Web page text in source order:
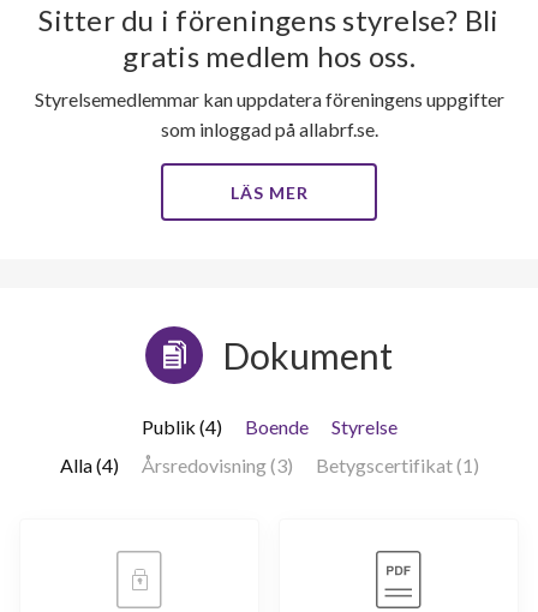
14
lägenheter
Sitter du i föreningens styrelse? Bli
gratis medlem hos oss.
Styrelsemedlemmar kan uppdatera föreningens uppgifter
som inloggad på allabrf.se.
LÄS MER
Dokument
Publik (4) Boende
Styrelse
Alla (4)
Årsredovisning (3) Betygscertifikat (1)